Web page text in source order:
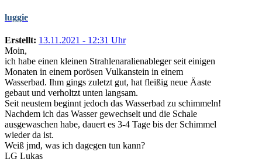
luggie
Erstellt: 13.11.2021 - 12:31 Uhr
Moin,
ich habe einen kleinen Strahlenaralienableger seit einigen
Monaten in einem porösen Vulkanstein in einem
Wasserbad. Ihm gings zuletzt gut, hat fleißig neue Äaste
gebaut und verholtzt unten langsam.
Seit neustem beginnt jedoch das Wasserbad zu schimmeln!
Nachdem ich das Wasser gewechselt und die Schale
ausgewaschen habe, dauert es 3-4 Tage bis der Schimmel
wieder da ist.
Weiß jmd, was ich dagegen tun kann?
LG Lukas